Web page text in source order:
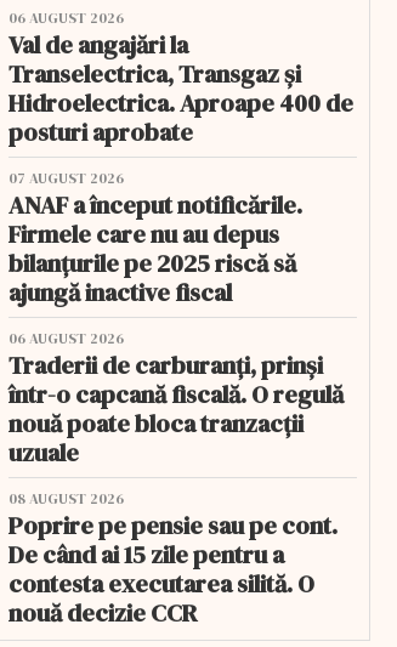
06 AUGUST 2026
Val de angajări la
Transelectrica, Transgaz și
Hidroelectrica. Aproape 400 de
posturi aprobate
07 AUGUST 2026
ANAF a început notificările.
Firmele care nu au depus
bilanțurile pe 2025 riscă să
ajungă inactive fiscal
06 AUGUST 2026
Traderii de carburanți, prinși
într-o capcană fiscală. O regulă
nouă poate bloca tranzacții
uzuale
08 AUGUST 2026
Poprire pe pensie sau pe cont.
De când ai 15 zile pentru a
contesta executarea silită. O
nouă decizie CCR